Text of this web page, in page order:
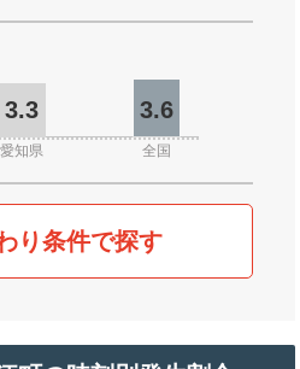
3.3 3.6
愛知県 全国
り条件で探す